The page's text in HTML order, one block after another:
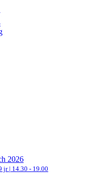
2026
jr | 14.30 - 19.00